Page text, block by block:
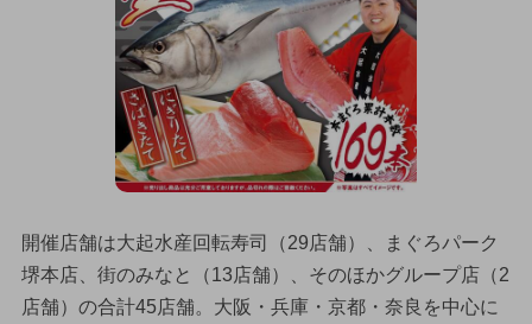
開催店舗は大起水産回転寿司（29店舗）、まぐろパーク
堺本店、街のみなと（13店舗）、そのほかグループ店（2
店舗）の合計45店舗。大阪・兵庫・京都・奈良を中心に